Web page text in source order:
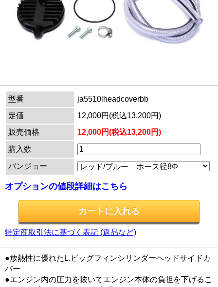
型番
ja5510lheadcoverbb
定価
12,000円(税込13,200円)
販売価格
12,000円(税込13,200円)
購入数
バンジョー
オプションの値段詳細はこちら
特定商取引法に基づく表記 (返品など)
●放熱性に優れたL.ビッグフィンシリンダーヘッドサイドカ
バー
●エンジン内の圧力を抜いてエンジン本体の負担を下げるこ